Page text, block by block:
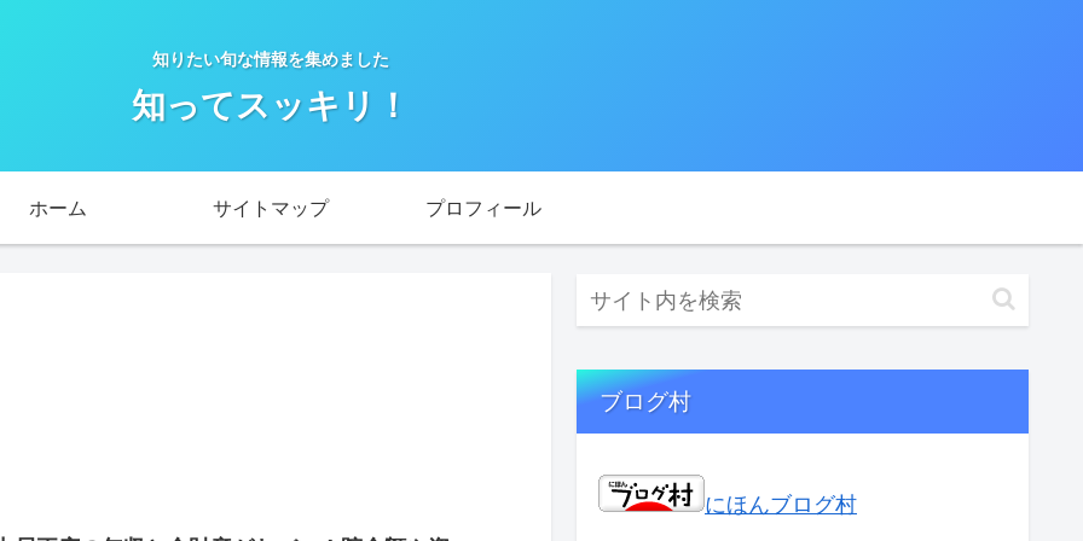
知りたい旬な情報を集めました
知ってスッキリ！
ホーム サイトマップ プロフィール
ブログ村
にほんブログ村